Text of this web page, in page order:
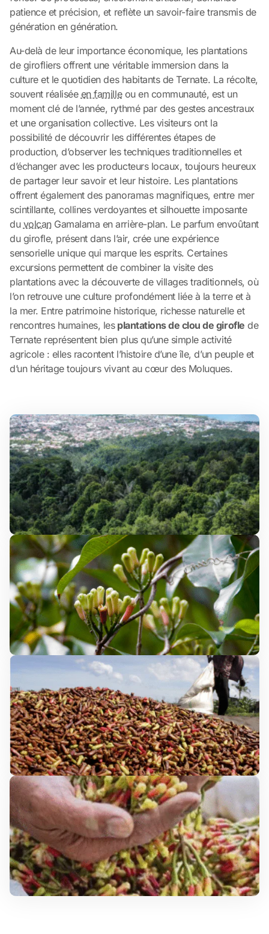
patience et précision, et reflète un savoir-faire transmis de
génération en génération.
Au-delà de leur importance économique, les plantations
de girofliers offrent une véritable immersion dans la
culture et le quotidien des habitants de Ternate. La récolte,
souvent réalisée en familleou en communauté, est un
moment clé de l’année, rythmé par des gestes ancestraux
et une organisation collective. Les visiteurs ont la
possibilité de découvrir les différentes étapes de
production, d’observer les techniques traditionnelles et
d’échanger avec les producteurs locaux, toujours heureux
de partager leur savoir et leur histoire. Les plantations
offrent également des panoramas magnifiques, entre mer
scintillante, collines verdoyantes et silhouette imposante
du volcanGamalama en arrière-plan. Le parfum envoûtant
du girofle, présent dans l’air, crée une expérience
sensorielle unique qui marque les esprits. Certaines
excursions permettent de combiner la visite des
plantations avec la découverte de villages traditionnels, où
l’on retrouve une culture profondément liée à la terre et à
la mer. Entre patrimoine historique, richesse naturelle et
rencontres humaines, lesplantations de clou de girofle de
Ternate représentent bien plus qu’une simple activité
agricole : elles racontent l’histoire d’une île, d’un peuple et
d’un héritage toujours vivant au cœur des Moluques.